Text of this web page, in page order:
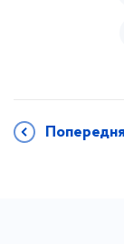
Попередня